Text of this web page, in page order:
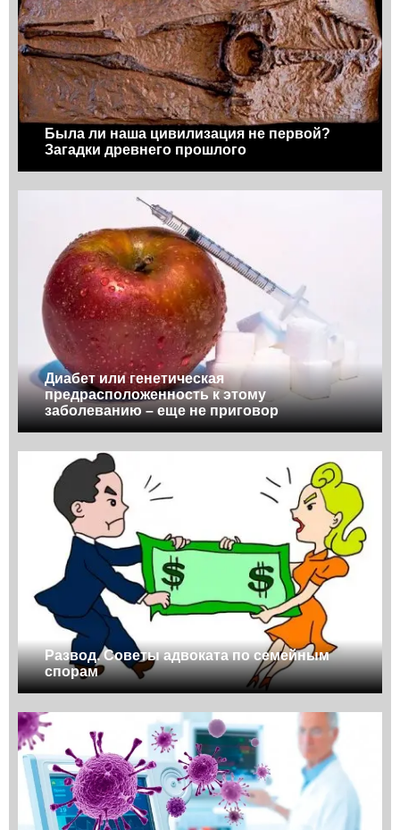
Была ли наша цивилизация не первой?
Загадки древнего прошлого
Диабет или генетическая
предрасположенность к этому
заболеванию – еще не приговор
Развод. Советы адвоката по семейным
спорам